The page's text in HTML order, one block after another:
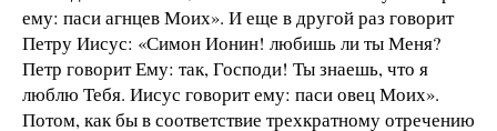
ему: паси агнцев Моих». И еще в другой раз говорит
Петру Иисус: «Симон Ионин! любишь ли ты Меня?
Петр говорит Ему: так, Господи! Ты знаешь, что я
люблю Тебя. Иисус говорит ему: паси овец Моих».
Потом, как бы в соответствие трехкратному отречению